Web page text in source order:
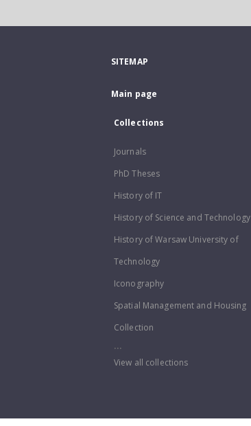
SITEMAP
Main page
Collections
Journals
PhD Theses
History of IT
History of Science and Technology
History of Warsaw University of
Technology
Iconography
Spatial Management and Housing
Collection
...
View all collections